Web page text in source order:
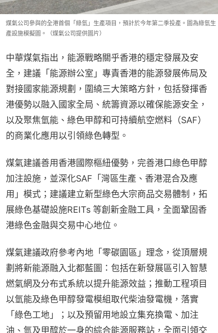
煤氣公司參與的全港首個「綠氫」生產項目，預計於今年第二季投產。圖為綠氫生
產設施模擬圖。（煤氣公司提供圖片）
中華煤氣指出，能源戰略關乎香港的穩定發展及安
全，建議「能源辦公室」專責香港的能源發展佈局及
對接國家能源規劃，圍繞三大策略方針，包括發揮香
港優勢以融入國家全局、統籌資源以確保能源安全，
以及聚焦氫能、綠色甲醇和可持續航空燃料（SAF）
的商業化應用以引領綠色轉型。
煤氣建議善用香港國際樞紐優勢，完善港口綠色甲醇
加注設施，並深化SAF「灣區生產、香港混合及應
用」模式；建議建立新型綠色大宗商品交易體制，拓
展綠色基礎設施REITs 等創新金融工具，全面鞏固香
港綠色金融與交易中心地位。
煤氣建議政府參考內地「零碳園區」理念，從頂層規
劃將新能源融入北都藍圖：包括在新發展區引入智慧
燃氣網及分布式系統以提升能源效益；推動工程項目
以氫能及綠色甲醇發電模組取代柴油發電機，落實
「綠色工地」；以及預留用地設立集充換電、加注
油、氫及甲醇於一身的綜合能源服務站，全面引領交